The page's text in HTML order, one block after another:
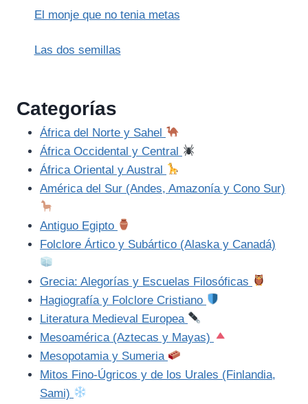
El monje que no tenia metas
Las dos semillas
Categorías
África del Norte y Sahel
África Occidental y Central
África Oriental y Austral
América del Sur (Andes, Amazonía y Cono Sur)
Antiguo Egipto
Folclore Ártico y Subártico (Alaska y Canadá)
Grecia: Alegorías y Escuelas Filosóficas
Hagiografía y Folclore Cristiano
Literatura Medieval Europea
Mesoamérica (Aztecas y Mayas)
Mesopotamia y Sumeria
Mitos Fino-Úgricos y de los Urales (Finlandia,
Sami)